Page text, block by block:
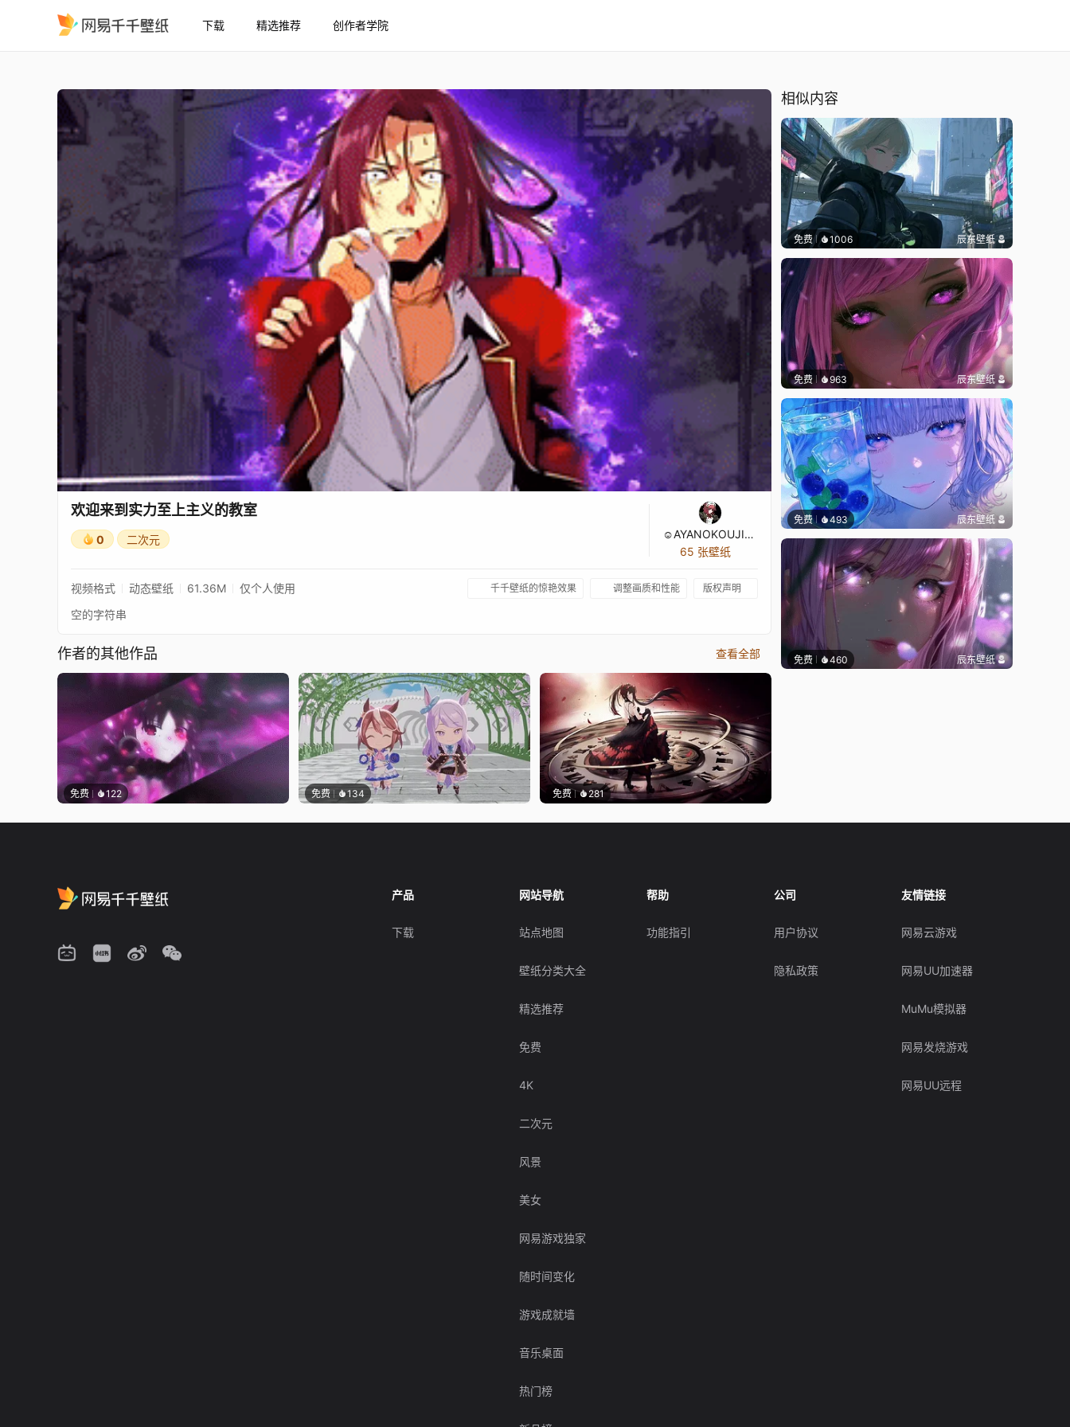
下载 精选推荐 创作者学院
欢迎来到实力至上主义的教室
0 二次元
☺AYANOKOUJI♫♣KIYOTAKA☺
65 张壁纸
视频格式 动态壁纸 61.36M 仅个人使用 千千壁纸的惊艳效果 调整画质和性能 版权声明
空的字符串
作者的其他作品 查看全部
免费 122 免费 134 免费 281
相似内容
免费 1006 辰东壁纸
免费 963 辰东壁纸
免费 493 辰东壁纸
免费 460 辰东壁纸
产品
下载
网站导航
站点地图
壁纸分类大全
精选推荐
免费
4K
二次元
风景
美女
网易游戏独家
随时间变化
游戏成就墙
音乐桌面
热门榜
帮助
功能指引
公司
用户协议
隐私政策
友情链接
网易云游戏
网易UU加速器
MuMu模拟器
网易发烧游戏
网易UU远程